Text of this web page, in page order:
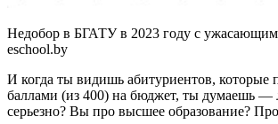
Недобор в БГАТУ в 2023 году с
eschool.by
И когда ты видишь абитуриентов, которые
баллами (из 400) на бюджет, ты думаешь
серьезно? Вы про высшее образование?